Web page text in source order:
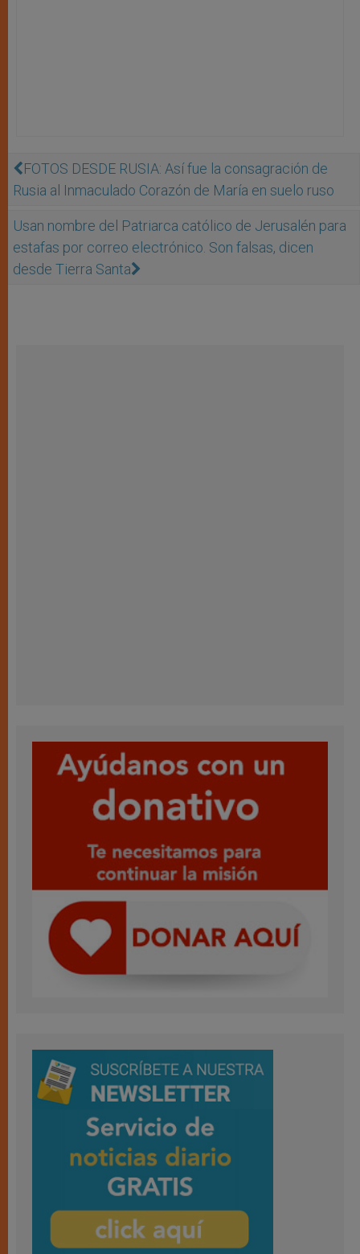
FOTOS DESDE RUSIA: Así fue la consagración de
Rusia al Inmaculado Corazón de María en suelo ruso
Usan nombre del Patriarca católico de Jerusalén para
estafas por correo electrónico. Son falsas, dicen
desde Tierra Santa